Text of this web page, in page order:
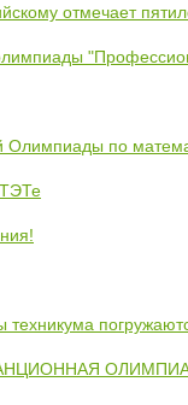
отмечает
по
техникума
ОЛИМПИАДА